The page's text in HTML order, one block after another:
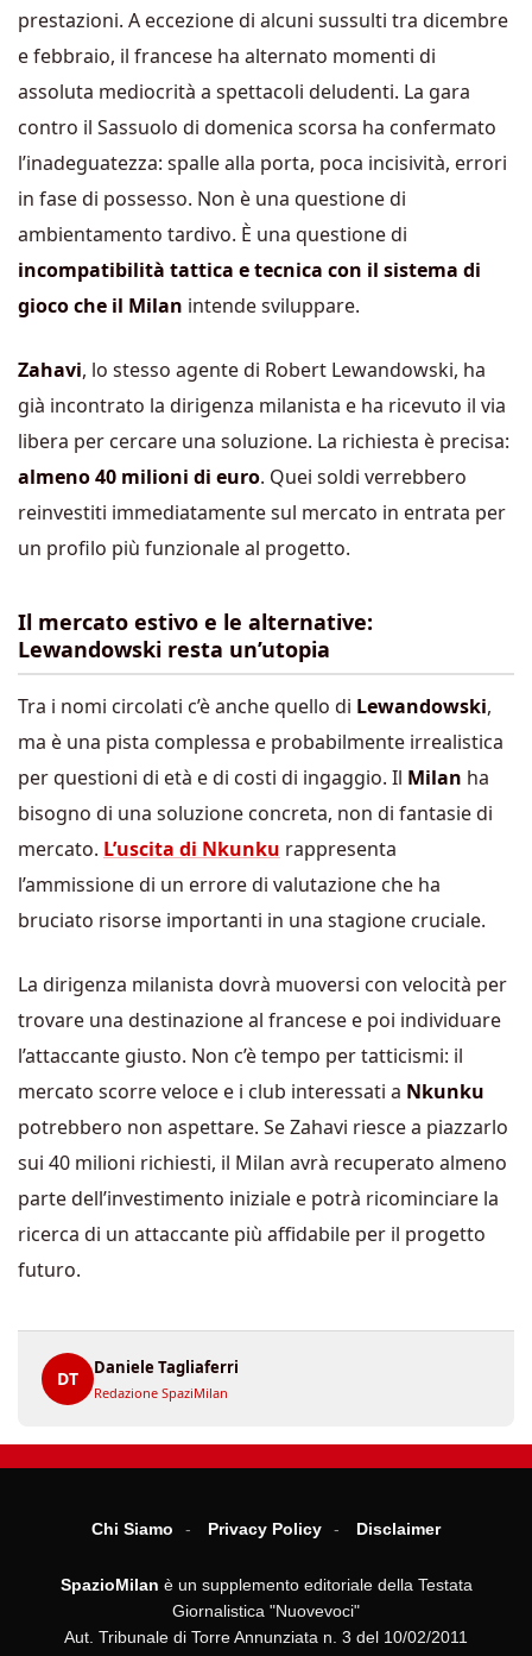
prestazioni. A eccezione di alcuni sussulti tra dicembre
e febbraio, il francese ha alternato momenti di
assoluta mediocrità a spettacoli deludenti. La gara
contro il Sassuolo di domenica scorsa ha confermato
l’inadeguatezza: spalle alla porta, poca incisività, errori
in fase di possesso. Non è una questione di
ambientamento tardivo. È una questione di
incompatibilità tattica e tecnica con il sistema di
gioco che il Milan intende sviluppare.
Zahavi, lo stesso agente di Robert Lewandowski, ha
già incontrato la dirigenza milanista e ha ricevuto il via
libera per cercare una soluzione. La richiesta è precisa:
almeno 40 milioni di euro. Quei soldi verrebbero
reinvestiti immediatamente sul mercato in entrata per
un profilo più funzionale al progetto.
Il mercato estivo e le alternative:
Lewandowski resta un’utopia
Tra i nomi circolati c’è anche quello di Lewandowski,
ma è una pista complessa e probabilmente irrealistica
per questioni di età e di costi di ingaggio. Il Milan ha
bisogno di una soluzione concreta, non di fantasie di
mercato. L’uscita di Nkunku rappresenta
l’ammissione di un errore di valutazione che ha
bruciato risorse importanti in una stagione cruciale.
La dirigenza milanista dovrà muoversi con velocità per
trovare una destinazione al francese e poi individuare
l’attaccante giusto. Non c’è tempo per tatticismi: il
mercato scorre veloce e i club interessati a Nkunku
potrebbero non aspettare. Se Zahavi riesce a piazzarlo
sui 40 milioni richiesti, il Milan avrà recuperato almeno
parte dell’investimento iniziale e potrà ricominciare la
ricerca di un attaccante più affidabile per il progetto
futuro.
DT
Daniele Tagliaferri
Redazione SpaziMilan
Chi Siamo Privacy Policy Disclaimer
SpazioMilan è un supplemento editoriale della Testata
Giornalistica "Nuovevoci"
Aut. Tribunale di Torre Annunziata n. 3 del 10/02/2011